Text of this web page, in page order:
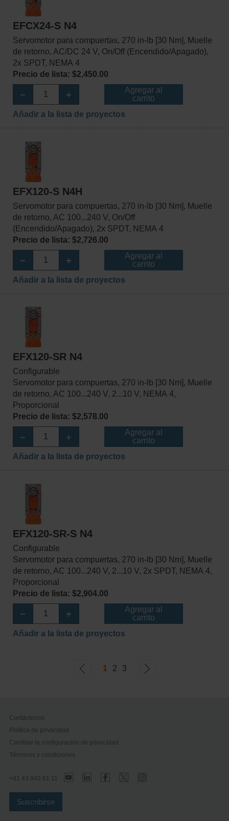
EFCX24-S N4
Servomotor para compuertas, 270 in-lb [30 Nm], Muelle
de retorno, AC/DC 24 V, On/Off (Encendido/Apagado),
2x SPDT, NEMA 4
Precio de lista: $2,450.00
Agregar al
carrito
Añadir a la lista de proyectos
EFX120-S N4H
Servomotor para compuertas, 270 in-lb [30 Nm], Muelle
de retorno, AC 100...240 V, On/Off
(Encendido/Apagado), 2x SPDT, NEMA 4
Precio de lista: $2,726.00
Agregar al
carrito
Añadir a la lista de proyectos
EFX120-SR N4
Configurable
Servomotor para compuertas, 270 in-lb [30 Nm], Muelle
de retorno, AC 100...240 V, 2...10 V, NEMA 4,
Proporcional
Precio de lista: $2,578.00
Agregar al
carrito
Añadir a la lista de proyectos
EFX120-SR-S N4
Configurable
Servomotor para compuertas, 270 in-lb [30 Nm], Muelle
de retorno, AC 100...240 V, 2...10 V, 2x SPDT, NEMA 4,
Proporcional
Precio de lista: $2,904.00
Agregar al
carrito
Añadir a la lista de proyectos
1 2 3
Contáctenos
Política de privacidad
Cambiar la configuración de privacidad
Términos y condiciones
+41 43 843 61 11
Suscribirse